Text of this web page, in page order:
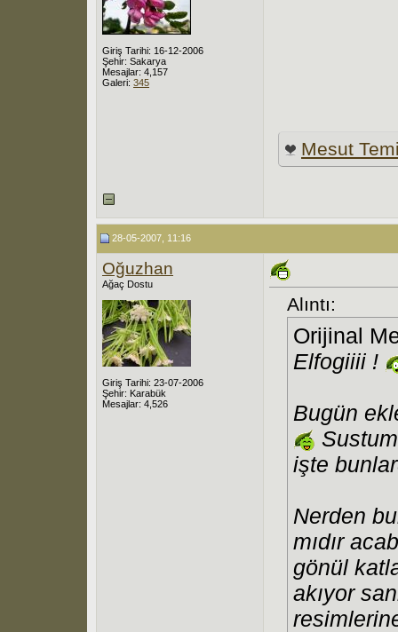
Giriş Tarihi: 16-12-2006
Şehir: Sakarya
Mesajlar: 4,157
Galeri: 345
Mesut
28-05-2007, 11:16
Oğuzhan
Ağaç Dostu
Giriş Tarihi: 23-07-2006
Şehir: Karabük
Mesajlar: 4,526
Alıntı:
Orijinal
Elfogiiii !
Bugün
işte
Nerden
mıdır
gönül
akıyor